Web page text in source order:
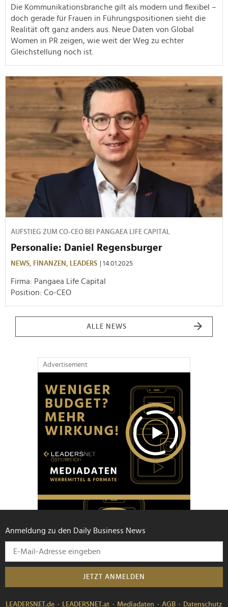
Die Kommunikationsbranche gilt als modern und flexibel –
doch gerade für Frauen in Führungspositionen sieht die
Realität oft ganz anders aus. Neue Daten von Global
Women in PR zeigen, wie weit der Weg zu echter
Gleichstellung noch ist.
AUFSTIEG ZUM CO-CEO BEI PANGAEA LIFE CAPITAL
Personalie: Daniel Regensburger
NEWS, FINANZEN, LEADERS | 14.01.2025
Firma: Pangaea Life Capital
Position: Co-CEO
ALLE NEWS
Advertisement
Anmeldung zu den Daily Business News
JETZT ANMELDEN
LEADERSNET.de LEADERSNET.at Mediadaten AGB Datenschutz